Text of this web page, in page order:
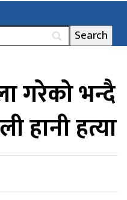
गरेको भन्दै
हानी हत्या